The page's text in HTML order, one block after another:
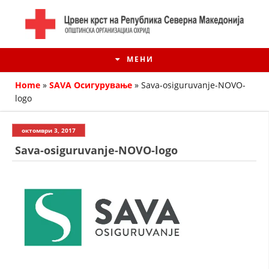
МЕНИ
ИСТОРИЈАТ НА ЦКРМ
Home » SAVA Осигурување » Sava-osiguruvanje-NOVO-
logo
октомври 3, 2017
Sava-osiguruvanje-NOVO-logo